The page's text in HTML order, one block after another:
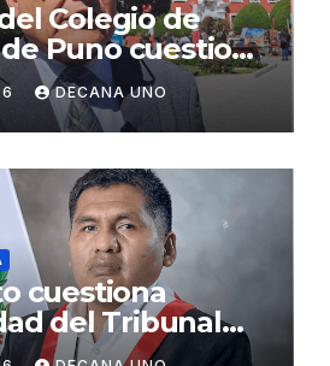
Colegio de
Puno cuestiona
sobre seguridad
DECANA UNO
cuestiona
del Tribunal
tras liberación